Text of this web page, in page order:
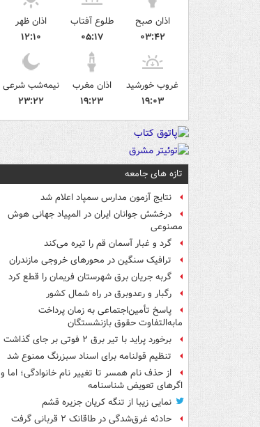
اذان صبح
۰۳:۴۲
طلوع آفتاب
۰۵:۱۷
اذان ظهر
۱۲:۱۰
غروب خورشید
۱۹:۰۳
اذان مغرب
۱۹:۲۳
نیمه‌شب شرعی
۲۳:۲۲
تازه های جامعه
نتایج آزمون مدارس سمپاد اعلام شد
درخشش جوانان ایران در المپیاد جهانی هوش
مصنوعی
گرد و غبار آسمان قم را تیره می‌کند
ترافیک سنگین در محورهای خروجی مازندران
گربه جریان برق شهرستان فریمان را قطع کرد
رگبار و رعدوبرق در راه شمال کشور
پاسخ تأمین‌اجتماعی به زمان پرداخت
مابه‌التفاوت حقوق بازنشستگان
برخورد پراید با تیر برق ۲ فوتی بر جای گذاشت
تنظیم قولنامه برای اسناد سبزرنگ ممنوع شد
از حذف نام همسر تا تغییر نام خانوادگی؛ اما و
اگرهای تعویض شناسنامه
نمایی زیبا از تنگه کریان جزیره قشم
حادثه غرق‌شدگی در طاقانک ۲ قربانی گرفت